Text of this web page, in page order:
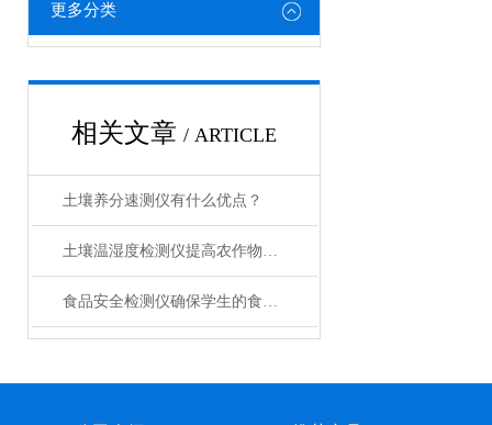
更多分类
相关文章 / ARTICLE
土壤养分速测仪有什么优点？
土壤温湿度检测仪提高农作物的生长质量
食品安全检测仪确保学生的食品安全